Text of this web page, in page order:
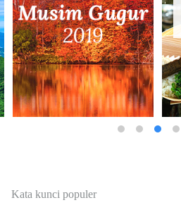
Kata kunci populer